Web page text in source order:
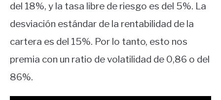
del 18%, y la tasa libre de riesgo es del 5%. La
desviación estándar de la rentabilidad de la
cartera es del 15%. Por lo tanto, esto nos
premia con un ratio de volatilidad de 0,86 o del
86%.